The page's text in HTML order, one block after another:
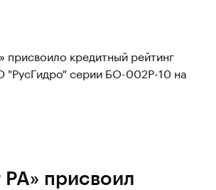
присвоило кредитный рейтинг
"РусГидро" серии БО-002Р-10 на
РА» присвоил